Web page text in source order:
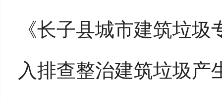
《长子县城市建筑垃
入排查整治建筑垃圾产